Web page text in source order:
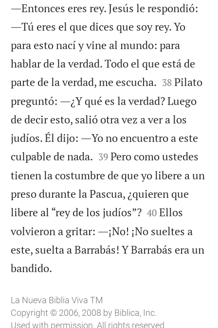
―Entonces eres rey. Jesús le respondió:
―Tú eres el que dices que soy rey. Yo
para esto nací y vine al mundo: para
hablar de la verdad. Todo el que está de
parte de la verdad, me escucha. 

38 Pilato
preguntó: ―¿Y qué es la verdad? Luego
de decir esto, salió otra vez a ver a los
judíos. Él dijo: ―Yo no encuentro a este
culpable de nada. 

39 Pero como ustedes
tienen la costumbre de que yo libere a un
preso durante la Pascua, ¿quieren que
libere al “rey de los judíos”?
40 Ellos
volvieron a gritar: ―¡No! ¡No sueltes a
este, suelta a Barrabás! Y Barrabás era un
bandido.
La Nueva Biblia Viva TM
Copyright © 2006, 2008 by Biblica, Inc.
Used with permission. All rights reserved